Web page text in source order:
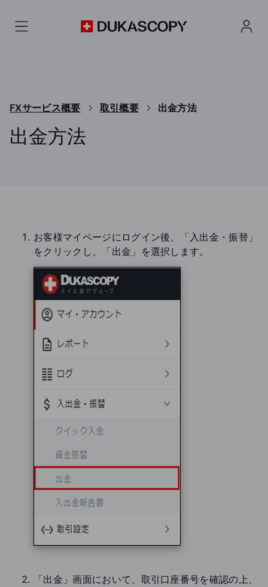
FXサービス概要 取引概要 出金方法
出金方法
お客様マイページにログイン後、「入出金・振替」
をクリックし、「出金」を選択します。
「出金」画面において、取引口座番号を確認の上、